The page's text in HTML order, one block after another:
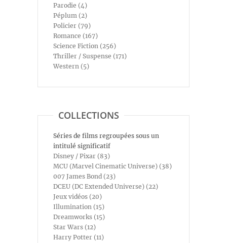
Parodie (4)
Péplum (2)
Policier (79)
Romance (167)
Science Fiction (256)
Thriller / Suspense (171)
Western (5)
COLLECTIONS
Séries de films regroupées sous un
intitulé significatif
Disney / Pixar (83)
MCU (Marvel Cinematic Universe) (38)
007 James Bond (23)
DCEU (DC Extended Universe) (22)
Jeux vidéos (20)
Illumination (15)
Dreamworks (15)
Star Wars (12)
Harry Potter (11)